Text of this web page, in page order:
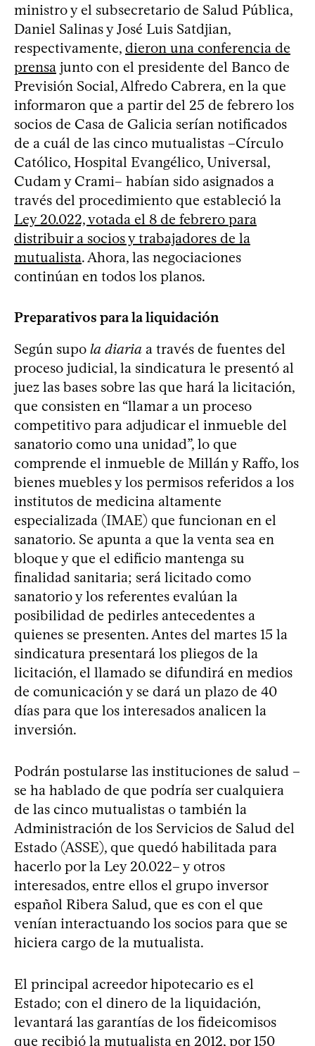
ministro y el subsecretario de Salud Pública,
Daniel Salinas y José Luis Satdjian,
respectivamente, dieron una conferencia de
prensa junto con el presidente del Banco de
Previsión Social, Alfredo Cabrera, en la que
informaron que a partir del 25 de febrero los
socios de Casa de Galicia serían notificados
de a cuál de las cinco mutualistas –Círculo
Católico, Hospital Evangélico, Universal,
Cudam y Crami– habían sido asignados a
través del procedimiento que estableció la
Ley 20.022, votada el 8 de febrero para
distribuir a socios y trabajadores de la
mutualista. Ahora, las negociaciones
continúan en todos los planos.
Preparativos para la liquidación
Según supo la diaria a través de fuentes del
proceso judicial, la sindicatura le presentó al
juez las bases sobre las que hará la licitación,
que consisten en “llamar a un proceso
competitivo para adjudicar el inmueble del
sanatorio como una unidad”, lo que
comprende el inmueble de Millán y Raffo, los
bienes muebles y los permisos referidos a los
institutos de medicina altamente
especializada (IMAE) que funcionan en el
sanatorio. Se apunta a que la venta sea en
bloque y que el edificio mantenga su
finalidad sanitaria; será licitado como
sanatorio y los referentes evalúan la
posibilidad de pedirles antecedentes a
quienes se presenten. Antes del martes 15 la
sindicatura presentará los pliegos de la
licitación, el llamado se difundirá en medios
de comunicación y se dará un plazo de 40
días para que los interesados analicen la
inversión.
Podrán postularse las instituciones de salud –
se ha hablado de que podría ser cualquiera
de las cinco mutualistas o también la
Administración de los Servicios de Salud del
Estado (ASSE), que quedó habilitada para
hacerlo por la Ley 20.022– y otros
interesados, entre ellos el grupo inversor
español Ribera Salud, que es con el que
venían interactuando los socios para que se
hiciera cargo de la mutualista.
El principal acreedor hipotecario es el
Estado; con el dinero de la liquidación,
levantará las garantías de los fideicomisos
que recibió la mutualista en 2012, por 150